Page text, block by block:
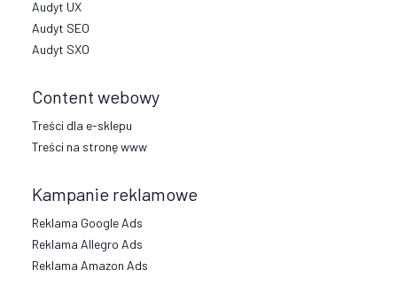
Audyt UX
Audyt SEO
Audyt SXO
Content webowy
Treści dla e-sklepu
Treści na stronę www
Kampanie reklamowe
Reklama Google Ads
Reklama Allegro Ads
Reklama Amazon Ads